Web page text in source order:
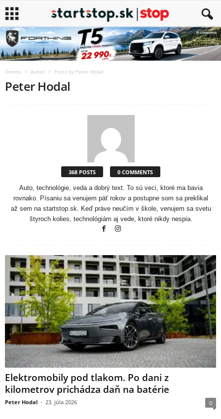
Domov Autori Posts by Peter Hodal
Peter Hodal
368 POSTS 0 COMMENTS
Auto, technológie, veda a dobrý text. To sú veci, ktoré ma bavia
rovnako. Písaniu sa venujem päť rokov a postupne som sa preklikal
až sem na startstop.sk. Keď práve neučím v škole, venujem sa svetu
štyroch kolies, technológiám aj vede, ktoré nikdy nespia.
Elektromobily pod tlakom. Po dani z
kilometrov prichádza daň na batérie
Peter Hodal - 23. júla 2026 0